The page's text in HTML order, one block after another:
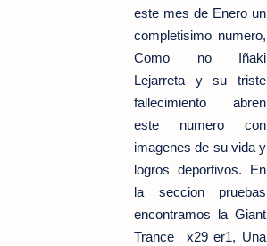
este mes de Enero un
completisimo numero,
Como no Iñaki
Lejarreta y su triste
fallecimiento abren
este numero con
imagenes de su vida y
logros deportivos. En
la seccion pruebas
encontramos la Giant
Trance x29 er1, Una